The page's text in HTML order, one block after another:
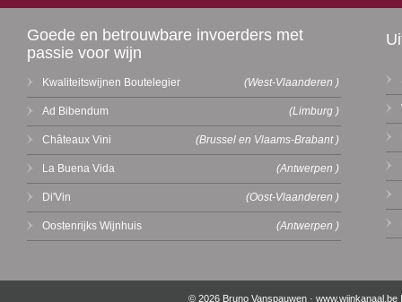
Goede en betrouwbare invoerders met
passie voor wijn
Kwaliteitswijnen Boutelegier (West-Vlaanderen )
Ad Bibendum (Limburg )
Châteaux Vini (Brussel en Vlaams-Brabant )
La Buena Vida (Antwerpen )
Di'Vin (Oost-Vlaanderen )
Oostenrijks Wijnhuis (Antwerpen )
© 2026 Bruno Vanspauwen · www.wijnkanaal.be